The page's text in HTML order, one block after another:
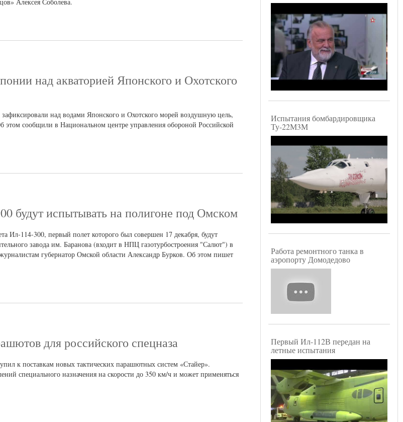
Алексея Соболева.
над акваторией Японского и Охотского
зафиксировали над водами Японского и Охотского морей воздушную цель,
этом сообщили в Национальном центре управления обороной Российской
будут испытывать на полигоне под Омском
Ил-114-300, первый полет которого был совершен 17 декабря, будут
завода им. Баранова (входит в НПЦ газотурбостроения "Салют") в
губернатор Омской области Александр Бурков. Об этом пишет
для российского спецназа
к поставкам новых тактических парашютных систем «Стайер».
специального назначения на скорости до 350 км/ч и может применяться
Испытания бомбардировщика
Ту-22М3М
Работа ремонтного танка в
аэропорту Домодедово
Первый Ил-112В передан на
летные испытания